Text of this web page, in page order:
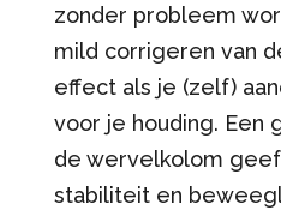
zonder probleem
mild corrigeren van
effect als je (zelf)
voor je houding. Een
de wervelkolom
stabiliteit en